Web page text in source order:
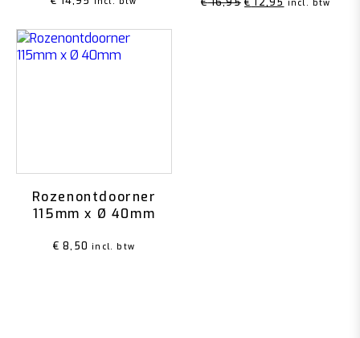
incl. btw
Rozenontdoorner
115mm x Ø 40mm
€ 8,50 incl. btw